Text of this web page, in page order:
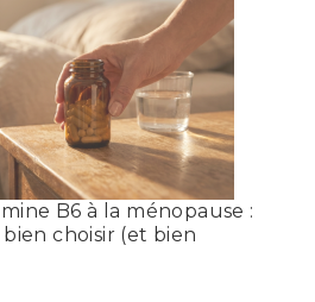
B6 à la ménopause :
choisir (et bien